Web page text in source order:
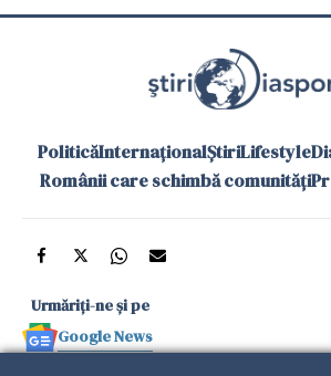
PoliticăInternaționalȘtiriLifestyle
Românii care schimbă comunități
Urmăriți-ne și pe
Google News